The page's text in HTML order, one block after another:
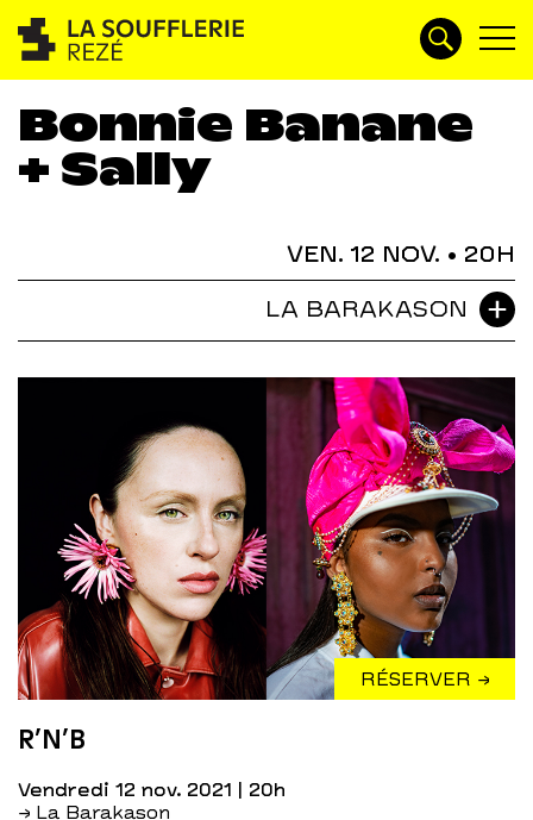
Bonnie Banane
+ Sally
VEN. 12 NOV. • 20H
LA BARAKASON
RÉSERVER →
R’N’B
vendredi 12 nov. 2021 | 20h
→ La Barakason